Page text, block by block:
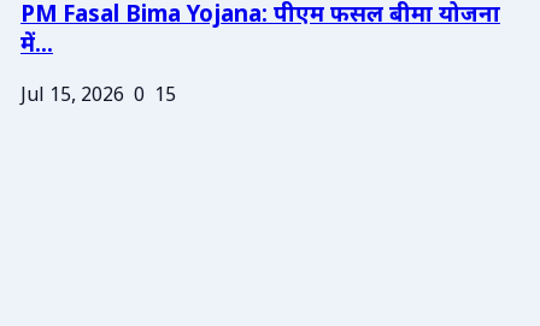
PM Fasal Bima Yojana: पीएम फसल बीमा योजना
में...
Jul 15, 2026 0 15